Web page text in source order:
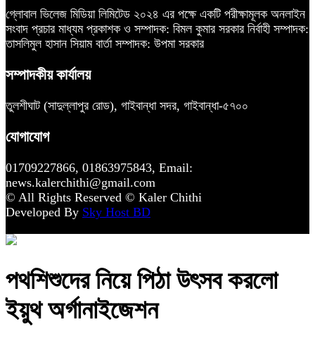
গ্লোবাল ভিলেজ মিডিয়া লিমিটেড ২০২৪ এর পক্ষে একটি পরীক্ষামূলক অনলাইন
সংবাদ প্রচার মাধ্যম প্রকাশক ও সম্পাদক: বিমল কুমার সরকার নির্বাহী সম্পাদক:
তাসলিমুল হাসান সিয়াম বার্তা সম্পাদক: উপমা সরকার
সম্পাদকীয় কার্যালয়
তুলশীঘাট (সাদুল্লাপুর রোড), গাইবান্ধা সদর, গাইবান্ধা-৫৭০০
যোগাযোগ
01709227866, 01863975843, Email:
news.kalerchithi@gmail.com
© All Rights Reserved © Kaler Chithi
Developed By Sky Host BD
পথশিশুদের নিয়ে পিঠা উৎসব করলো
ইয়ুথ অর্গানাইজেশন